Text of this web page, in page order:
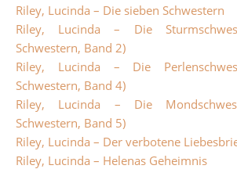
Riley, Lucinda – Die sieben Schwestern
Riley, Lucinda – Die
Schwestern, Band 2)
Riley, Lucinda – Die
Schwestern, Band 4)
Riley, Lucinda – Die
Schwestern, Band 5)
Riley, Lucinda – Der verbotene
Riley, Lucinda – Helenas Geheimnis